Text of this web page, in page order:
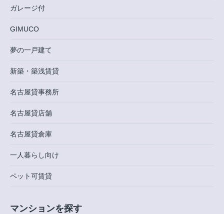
ガレージ付
GIMUCO
夢の一戸建て
新築・築浅賃貸
名古屋貸事務所
名古屋貸店舗
名古屋貸倉庫
一人暮らし向け
ペット可賃貸
マンションを探す